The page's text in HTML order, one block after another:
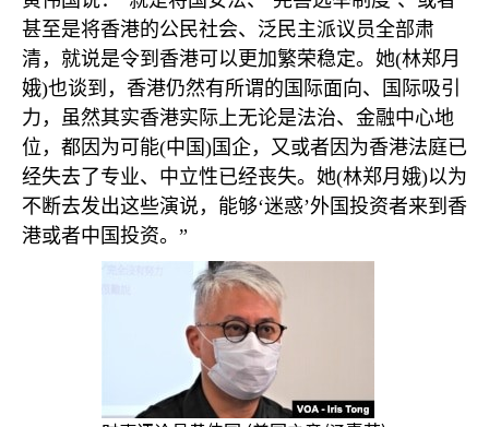
甚至是将香港的公民社会、泛民主派议员全部肃
清，就说是令到香港可以更加繁荣稳定。她(林郑月
娥)也谈到，香港仍然有所谓的国际面向、国际吸引
力，虽然其实香港实际上无论是法治、金融中心地
位，都因为可能(中国)国企，又或者因为香港法庭已
经失去了专业、中立性已经丧失。她(林郑月娥)以为
不断去发出这些演说，能够‘迷惑’外国投资者来到香
港或者中国投资。”